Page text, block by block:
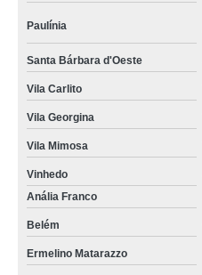
Paulínia
Santa Bárbara d'Oeste
Vila Carlito
Vila Georgina
Vila Mimosa
Vinhedo
Anália Franco
Belém
Ermelino Matarazzo